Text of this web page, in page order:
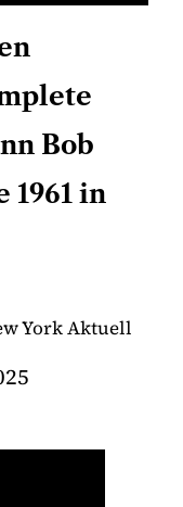
Bob
in
York Aktuell